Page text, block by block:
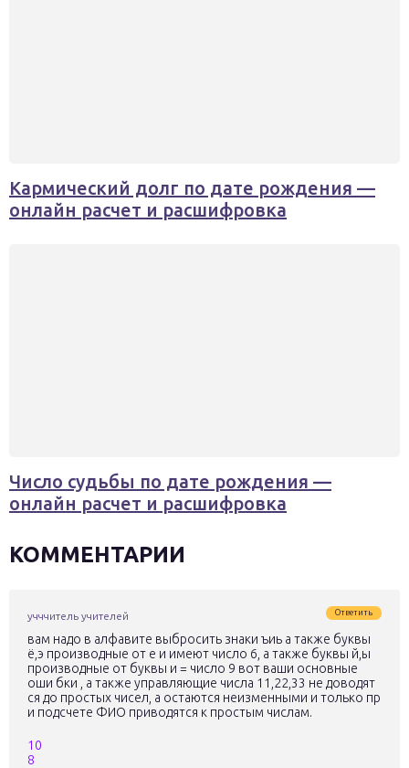
Кармический долг по дате рождения —
онлайн расчет и расшифровка
Число судьбы по дате рождения —
онлайн расчет и расшифровка
КОММЕНТАРИИ
учччитель учителей Ответить
вам надо в алфавите выбросить знаки ъиь а также буквы
ё,э производные от е и имеют число 6, а также буквы й,ы
производные от буквы и = число 9 вот ваши основные
оши бки , а также управляющие числа 11,22,33 не доводят
ся до простых чисел, а остаются неизменными и только пр
и подсчете ФИО приводятся к простым числам.
10
8